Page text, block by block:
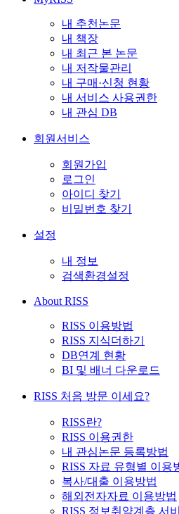
내 추천논문
내 책장
내 최근 본 논문
내 저작물관리
내 구매·신청 현황
내 서비스 사용권한
내 관심 DB
회원서비스
회원가입
로그인
아이디 찾기
비밀번호 찾기
설정
내 정보
검색환경설정
About RISS
RISS 이용방법
RISS 지식더하기
DB연계 현황
BI 및 배너 다운로드
RISS 처음 방문 이세요?
RISS란?
RISS 이용권한
내 관심논문 등록방법
RISS 자료 유형별 이용
복사/대출 이용방법
해외전자자료 이용방법
RISS 정보취약계층 서